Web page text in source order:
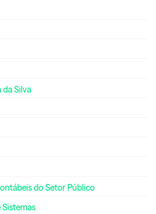
da Silva
do Setor Público
Sistemas